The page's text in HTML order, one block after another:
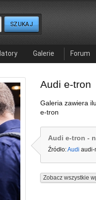
Galerie Forum
Audi e-tron
Galeria zawiera
e-tron
Audi e-tron -
Źródło:Audi audi-
Zobacz wszystkie